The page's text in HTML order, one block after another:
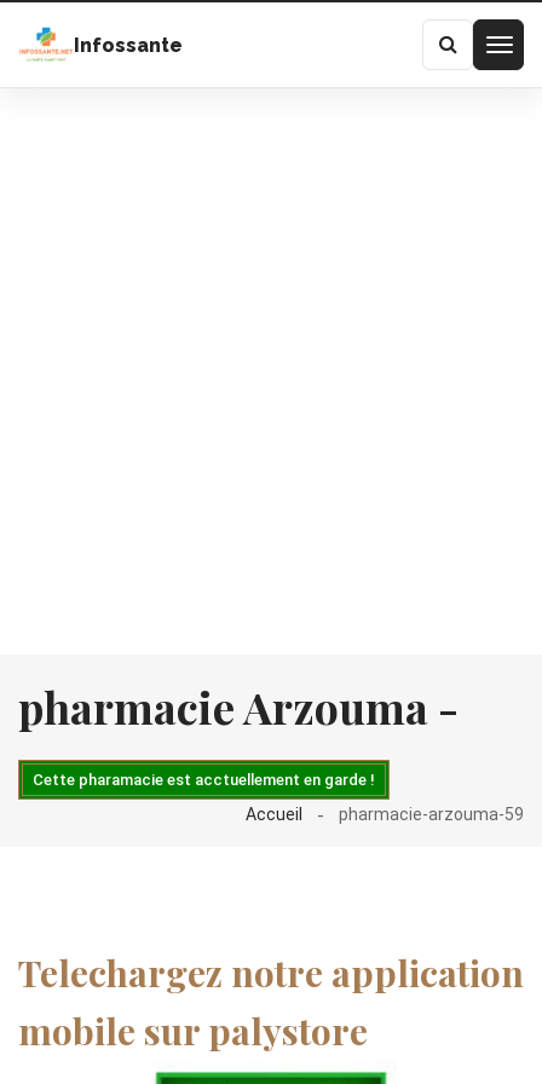
Infossante
pharmacie Arzouma -
Cette pharamacie est acctuellement en garde !
Accueil pharmacie-arzouma-59
Telechargez notre application
mobile sur palystore